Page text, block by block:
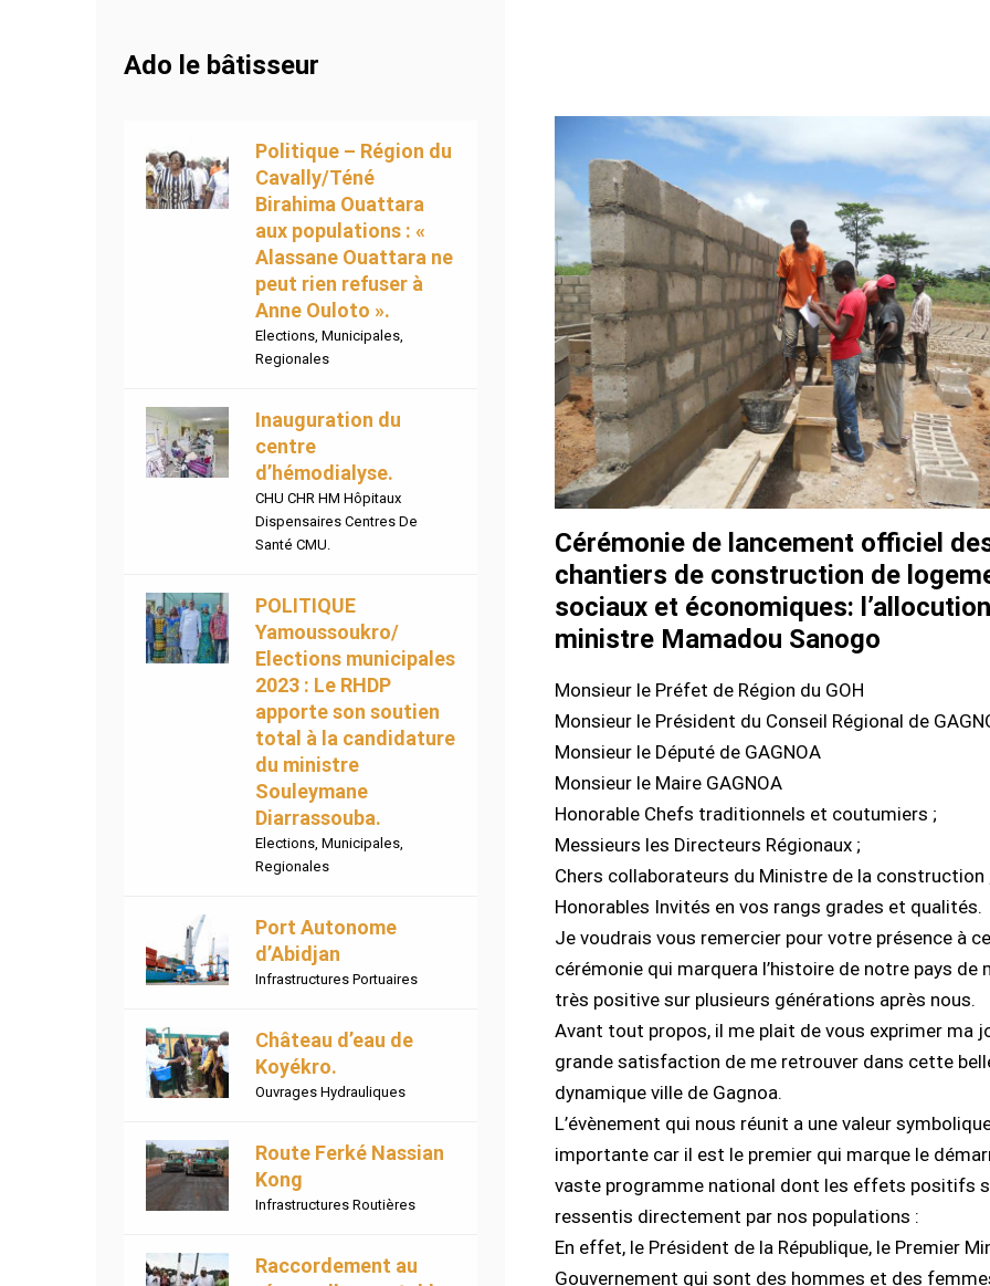
Ado le bâtisseur
Politique – Région du
Cavally/Téné
Birahima Ouattara
aux populations : «
Alassane Ouattara ne
peut rien refuser à
Anne Ouloto ».
Elections, Municipales,
Regionales
Inauguration du
centre
d’hémodialyse.
CHU CHR HM Hôpitaux
Dispensaires Centres De
Santé CMU.
POLITIQUE
Yamoussoukro/
Elections municipales
2023 : Le RHDP
apporte son soutien
total à la candidature
du ministre
Souleymane
Diarrassouba.
Elections, Municipales,
Regionales
Port Autonome
d’Abidjan
Infrastructures Portuaires
Château d’eau de
Koyékro.
Ouvrages Hydrauliques
Route Ferké Nassian
Kong
Infrastructures Routières
Raccordement au
Cérémonie de lancement officiel
chantiers de construction de
sociaux et économiques:
ministre Mamadou Sanogo
Monsieur le Préfet de Région du GOH
Monsieur le Président du Conseil Régional de
Monsieur le Député de GAGNOA
Monsieur le Maire GAGNOA
Honorable Chefs traditionnels et coutumiers ;
Messieurs les Directeurs Régionaux ;
Chers collaborateurs du Ministre de la construction
Honorables Invités en vos rangs grades et qualités.
Je voudrais vous remercier pour votre présence à
cérémonie qui marquera l’histoire de notre pays de
très positive sur plusieurs générations après nous.
Avant tout propos, il me plait de vous exprimer ma
grande satisfaction de me retrouver dans cette
dynamique ville de Gagnoa.
L’évènement qui nous réunit a une valeur
importante car il est le premier qui marque le
vaste programme national dont les effets positifs
ressentis directement par nos populations :
En effet, le Président de la République, le Premier
Gouvernement qui sont des hommes et des